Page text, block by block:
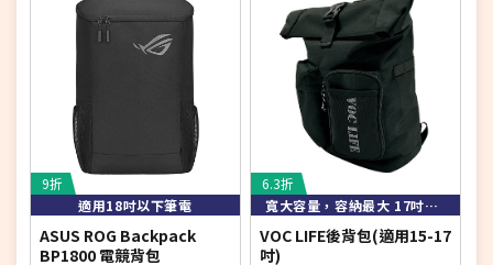
9折
適用18吋以下筆電
ASUS ROG Backpack
BP1800 電競背包
6.3折
寬大容量，容納最大 17吋筆電
VOC LIFE後背包(適用15-17
吋)